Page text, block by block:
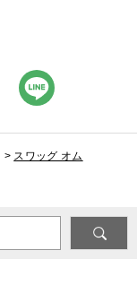
> スワッグ オム